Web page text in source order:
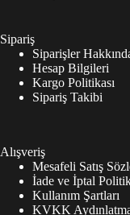
Sipariş
Siparişler
Hesap Bilgileri
Kargo Politikası
Sipariş Takibi
Alışveriş
Mesafeli Satış
İade ve İptal
Kullanım Şartları
KVKK